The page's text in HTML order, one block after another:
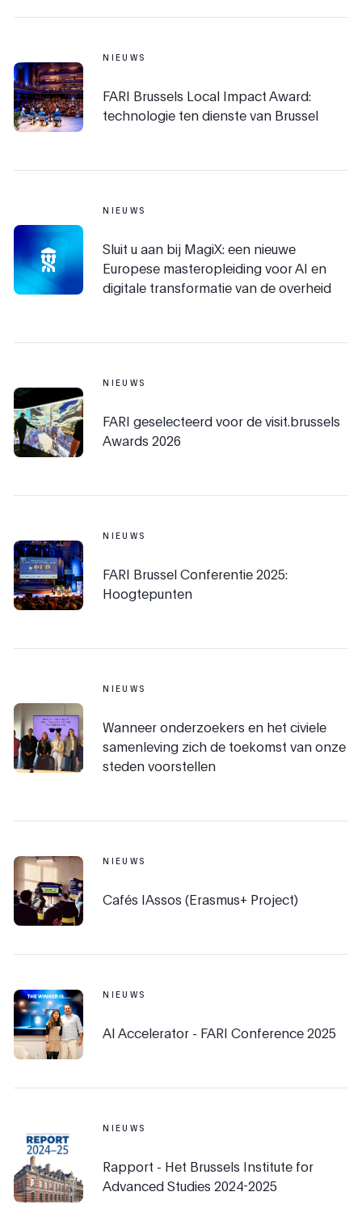
NIEUWS
FARI Brussels Local Impact Award:
technologie ten dienste van Brussel
NIEUWS
Sluit u aan bij MagiX: een nieuwe
Europese masteropleiding voor AI en
digitale transformatie van de overheid
NIEUWS
FARI geselecteerd voor de visit.brussels
Awards 2026
NIEUWS
FARI Brussel Conferentie 2025:
Hoogtepunten
NIEUWS
Wanneer onderzoekers en het civiele
samenleving zich de toekomst van onze
steden voorstellen
NIEUWS
Cafés IAssos (Erasmus+ Project)
NIEUWS
AI Accelerator - FARI Conference 2025
NIEUWS
Rapport - Het Brussels Institute for
Advanced Studies 2024-2025